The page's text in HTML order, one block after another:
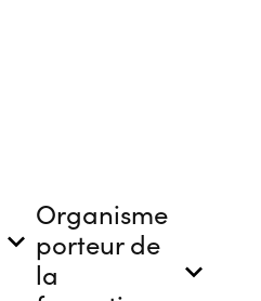
Organisme
porteur de
la